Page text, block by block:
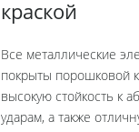
краской
Все металлические
покрыты порошковой
высокую стойкость к
ударам, а также